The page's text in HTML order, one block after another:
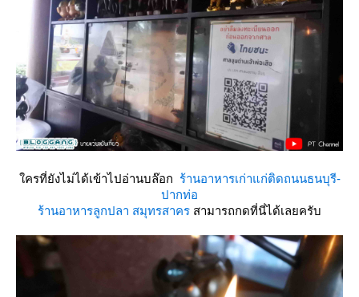
ครที่ยังไม่ได้เข้าไปอ่านบล๊อก ร้านอาหารเก่าแก่ติดถนนธนบุรี-
ปากท่อ
ร้านอาหารลูกปลา สมุทรสาคร สามารถกดที่นี่ได้เลยครับ